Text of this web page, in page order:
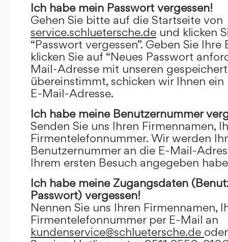
Ich habe mein Passwort vergessen!
Gehen Sie bitte auf die Startseite von
service.schluetersche.de und klicken
“Passwort vergessen”. Geben Sie
klicken Sie auf “Neues Passwort
Mail-Adresse mit unseren
übereinstimmt, schicken wir Ihnen
E-Mail-Adresse.
Ich habe meine Benutzernummer
Senden Sie uns Ihren Firmennamen,
Firmentelefonnummer. Wir werden
Benutzernummer an die E-Mail-
Ihrem ersten Besuch angegeben
Ich habe meine Zugangsdaten
Passwort) vergessen!
Nennen Sie uns Ihren Firmennamen,
Firmentelefonnummer per E-Mail an
kundenservice@schluetersche.de